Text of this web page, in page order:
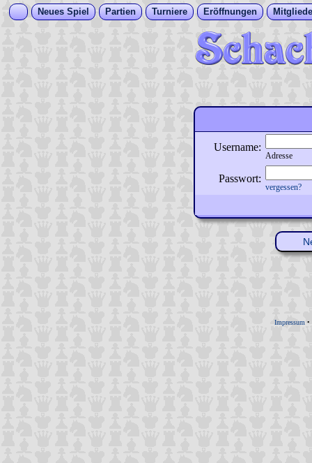
Neues Spiel Partien Turniere Eröffnungen
Username:
Adresse
Passwort:
vergessen?
Impressum •